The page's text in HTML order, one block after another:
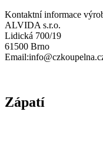
Kontaktní informace
ALVIDA s.r.o.
Lidická 700/19
61500 Brno
Zápatí